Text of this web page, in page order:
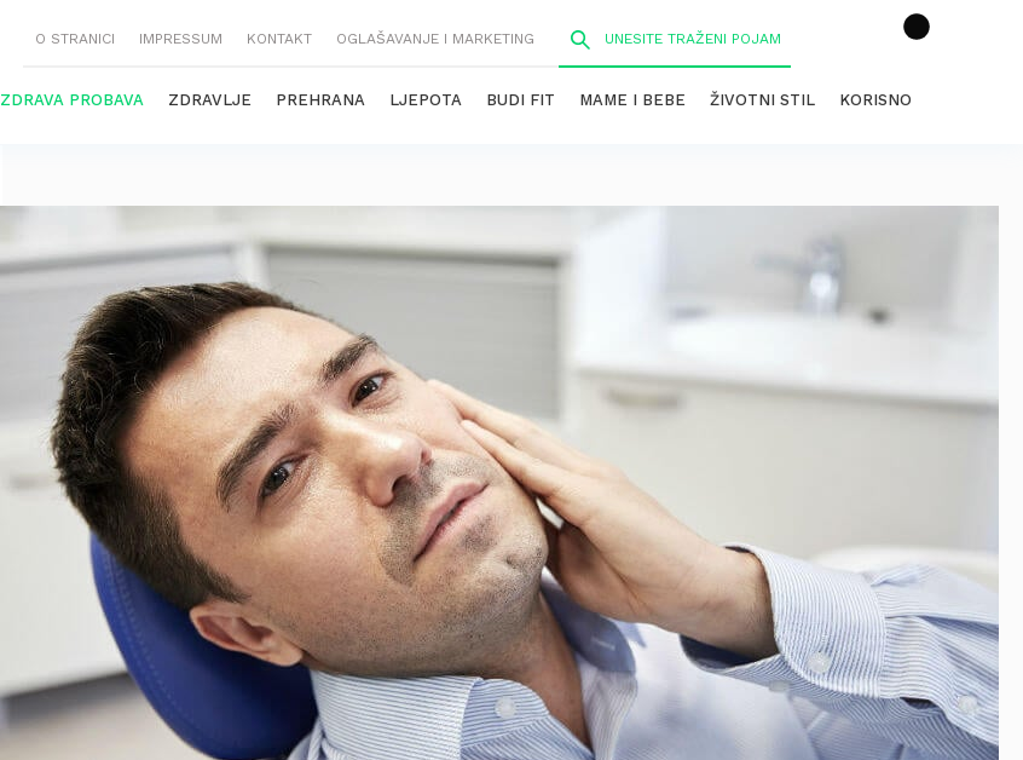
O STRANICI IMPRESSUM KONTAKT OGLAŠAVANJE I MARKETING
ZDRAVA PROBAVA ZDRAVLJE PREHRANA LJEPOTA BUDI FIT MAME I BEBE ŽIVOTNI STIL KORISNO